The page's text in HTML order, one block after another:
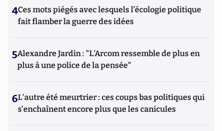
4Ces mots piégés avec lesquels l’écologie politique
fait flamber la guerre des idées
5Alexandre Jardin : "L'Arcom ressemble de plus en
plus à une police de la pensée"
6L'autre été meurtrier : ces coups bas politiques qui
s'enchaînent encore plus que les canicules